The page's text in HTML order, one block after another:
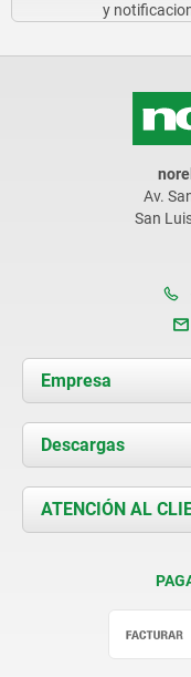
y
Av.
San
Empresa
Acerca de
Novedades
Contacto
Descargas
Documents
ATENCIÓN AL